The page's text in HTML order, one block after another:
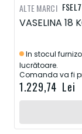
VASELINA 18
In stocul
lucrătoare.
Comanda va fi
1.229,74 Lei
ALTE MARCI